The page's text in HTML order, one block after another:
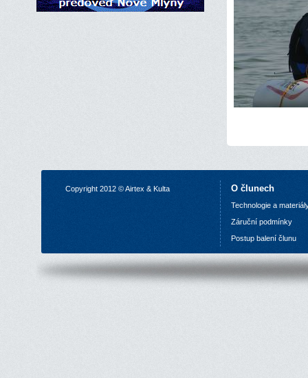
Copyright 2012 © Airtex & Kulta O člunech
Technologie a
Záruční podmínky
Postup balení člunu